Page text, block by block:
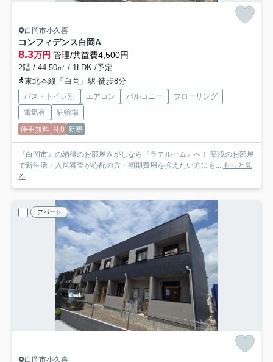
白岡市小久喜
コンフィデンス白岡A
8.3万円 管理/共益費4,500円
2階 / 44.50㎡ / 1LDK /予定
東北本線「白岡」駅 徒歩8分
バス・トイレ別 エアコン バルコニー
フローリング
電気有
駐輪場
仲手無料 礼0 新築
『白岡市』の納得のお部屋さがしなら『ラテルーム』へ！ 築浅のお部屋
で新生活・入居審査が心配の方・初期費用を抑えたい方にも... もっと見
る
アパート
白岡市小久喜